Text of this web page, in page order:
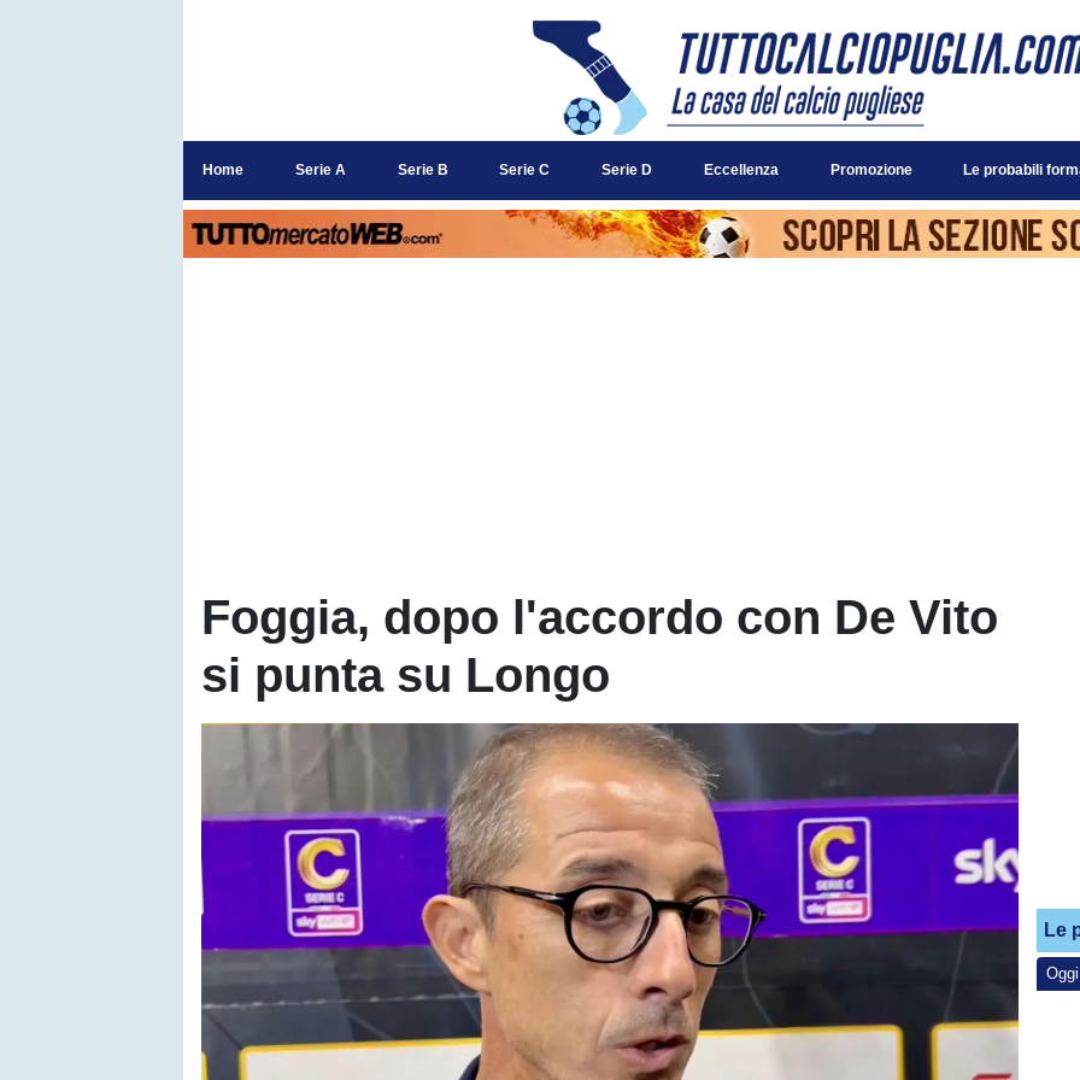
Home Serie A Serie B Serie C Serie D Eccellenza Promozione Le probabili
Foggia, dopo l'accordo con De Vito
si punta su Longo
Le
Oggi